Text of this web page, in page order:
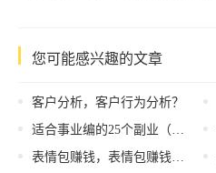
您可能感兴趣的文章
客户分析，客户行为分析？
适合事业编的25个副业（事业编可以搞什么副业）
表情包赚钱，表情包赚钱平台？